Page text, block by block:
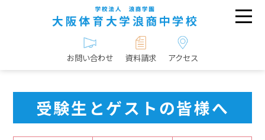
お問い合わせ 資料請求 アクセス
受験生とゲストの皆様へ